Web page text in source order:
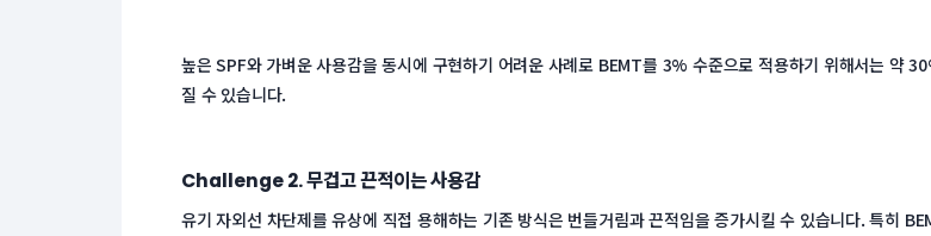
높은 SPF와 가벼운 사용감을 동시에 구현하기 어려운 사례로 BEMT를 3% 수준으로 적용하기 위해서는 약
질 수 있습니다.
Challenge 2. 무겁고 끈적이는 사용감
유기 자외선 차단제를 유상에 직접 용해하는 기존 방식은 번들거림과 끈적임을 증가시킬 수 있습니다. 특히